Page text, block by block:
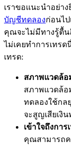
เราขอแนะนำอย่า
บัญชีทดลองก่อนไ
คุณจะไม่มีทางรู้ตื้น
ไม่เคยทำการเทร
เทรด:
สภาพแวดล้อ
สภาพแวดล้อ
ทดลองใช้กล
จะสูญเสียเงิ
เข้าใจถึงกา
คุณสามารถค